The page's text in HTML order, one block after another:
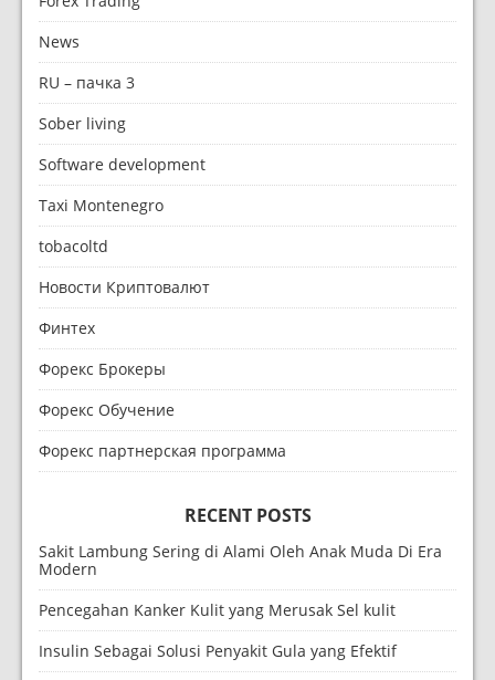
News
RU – пачка 3
Sober living
Software development
Taxi Montenegro
tobacoltd
Новости Криптовалют
Финтех
Форекс Брокеры
Форекс Обучение
Форекс партнерская программа
RECENT POSTS
Sakit Lambung Sering di Alami Oleh Anak Muda Di Era
Modern
Pencegahan Kanker Kulit yang Merusak Sel kulit
Insulin Sebagai Solusi Penyakit Gula yang Efektif